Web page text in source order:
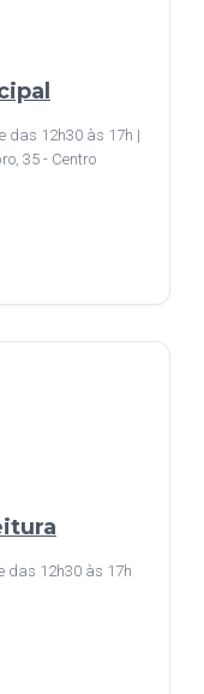
das 12h30 às 17h |
35 - Centro
das 12h30 às 17h